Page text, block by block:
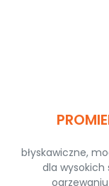
błyskawiczne,
dla wysokich